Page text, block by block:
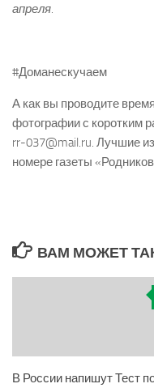
апреля.
#Доманескучаем
А как вы проводите
фотографии с коротким
rr­-037@mail.ru. Лучшие
номере газеты
ВАМ МОЖЕТ
В России напишут Тест